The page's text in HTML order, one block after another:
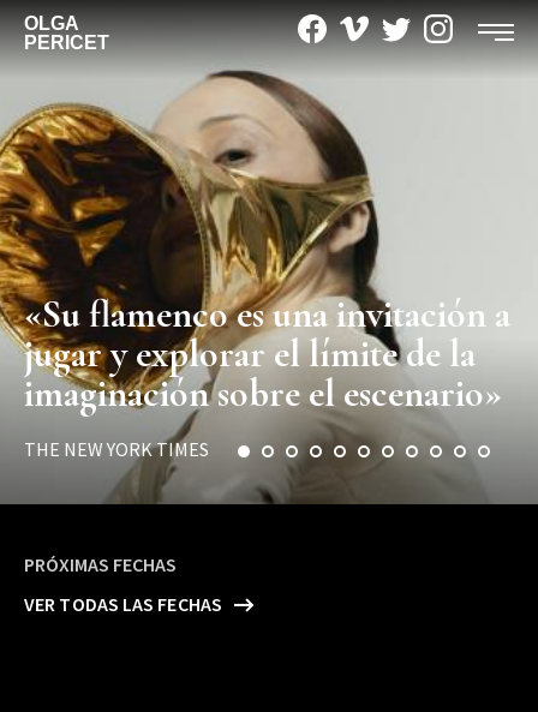
OLGA
PERICET
«Su flamenco es una invitación a
jugar y explorar el límite de la
imaginación sobre el escenario»
THE NEW YORK TIMES
PRÓXIMAS FECHAS
VER TODAS LAS FECHAS